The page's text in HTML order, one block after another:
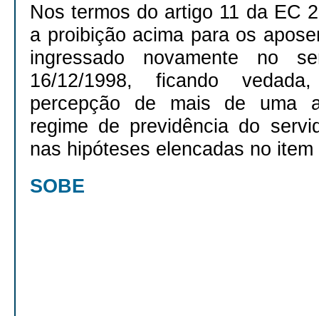
Nos termos do artigo 11 da EC
a proibição acima para os
ingressado novamente no
16/12/1998, ficando
percepção de mais de uma
regime de previdência do
nas hipóteses elencadas no item
SOBE